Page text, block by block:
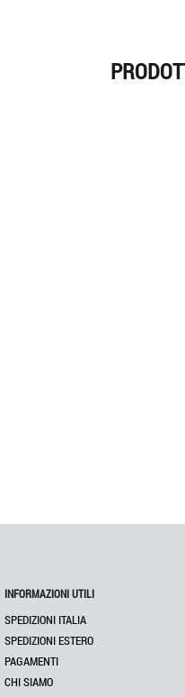
INFORMAZIONI UTILI
SPEDIZIONI ITALIA
SPEDIZIONI ESTERO
PAGAMENTI
CHI SIAMO